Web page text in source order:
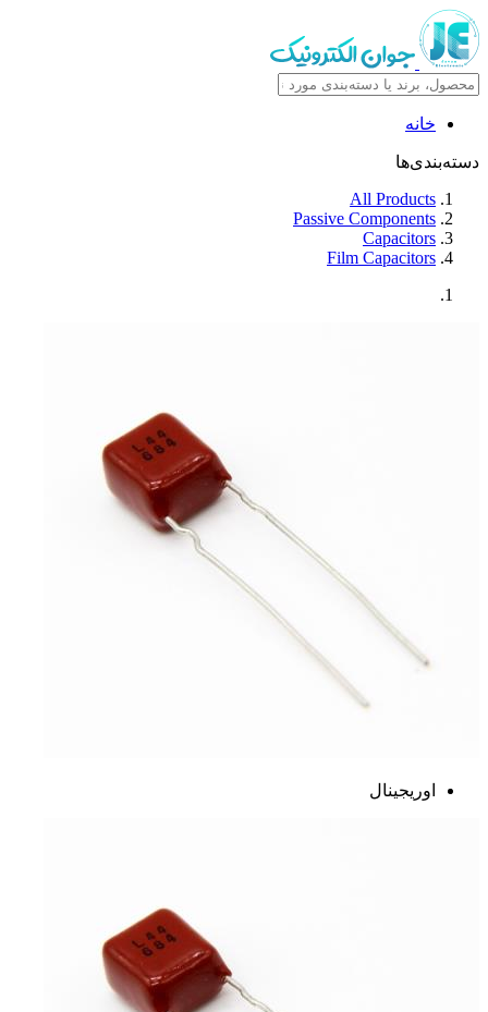
خانه
دسته‌بندی‌ها
All Products
Passive Components
Capacitors
Film Capacitors
اوریجینال